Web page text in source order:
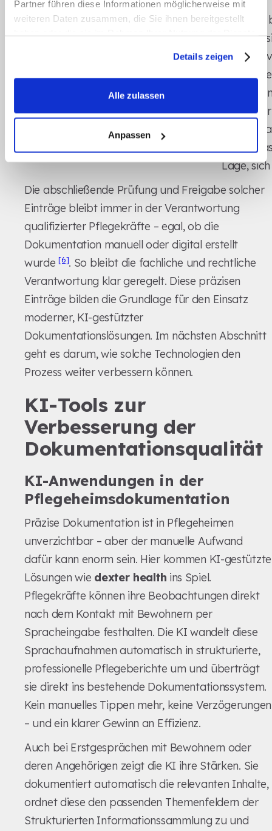
Partner führen diese Informationen möglicherweise mit
weiteren Daten zusammen, die Sie ihnen bereitgestellt
Details zeigen
Alle zulassen
Anpassen
angelegt"
„Anlegen
Klasse II
durch
von
Lage,
Die abschließende Prüfung und Freigabe solcher
Einträge bleibt immer in der Verantwortung
qualifizierter Pflegekräfte – egal, ob die
Dokumentation manuell oder digital erstellt
wurde[6]. So bleibt die fachliche und rechtliche
Verantwortung klar geregelt. Diese präzisen
Einträge bilden die Grundlage für den Einsatz
moderner, KI-gestützter
Dokumentationslösungen. Im nächsten Abschnitt
geht es darum, wie solche Technologien den
Prozess weiter verbessern können.
KI-Tools zur
Verbesserung der
Dokumentationsqualität
KI-Anwendungen in der
Pflegeheimsdokumentation
Präzise Dokumentation ist in Pflegeheimen
unverzichtbar – aber der manuelle Aufwand
dafür kann enorm sein. Hier kommen KI-gestützte
Lösungen wie dexter health ins Spiel.
Pflegekräfte können ihre Beobachtungen direkt
nach dem Kontakt mit Bewohnern per
Spracheingabe festhalten. Die KI wandelt diese
Sprachaufnahmen automatisch in strukturierte,
professionelle Pflegeberichte um und überträgt
sie direkt ins bestehende Dokumentationssystem.
Kein manuelles Tippen mehr, keine Verzögerungen
– und ein klarer Gewinn an Effizienz.
Auch bei Erstgesprächen mit Bewohnern oder
deren Angehörigen zeigt die KI ihre Stärken. Sie
dokumentiert automatisch die relevanten Inhalte,
ordnet diese den passenden Themenfeldern der
Strukturierten Informationssammlung zu und